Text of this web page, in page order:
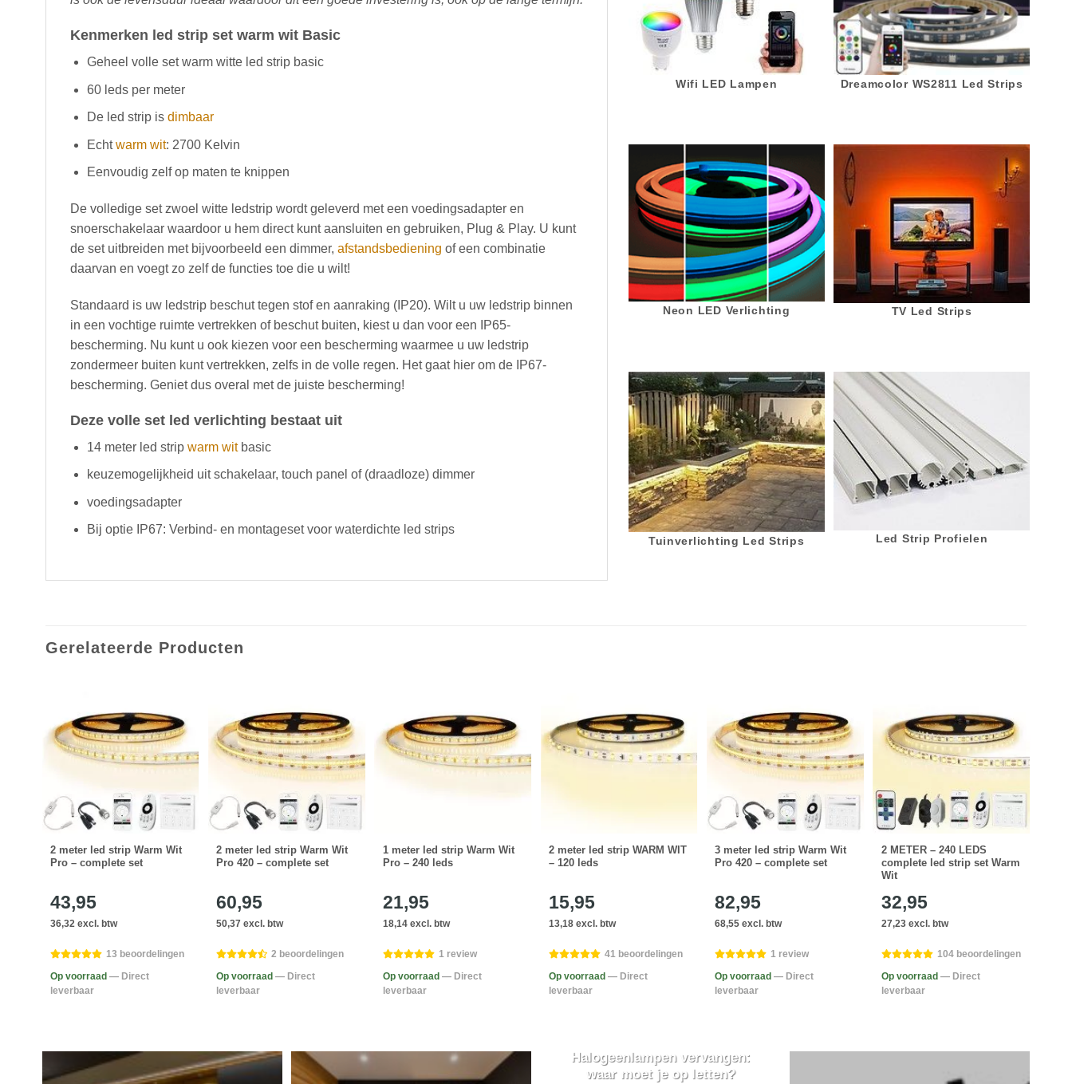
Kenmerken led strip set warm wit Basic
Geheel volle set warm witte led strip basic
60 leds per meter
De led strip is dimbaar
Echtwarm wit: 2700 Kelvin
Eenvoudig zelf op maten te knippen
De volledige set zwoel witte ledstrip wordt geleverd met een voedingsadapter en
snoerschakelaar waardoor u hem direct kunt aansluiten en gebruiken, Plug & Play. U kunt
de set uitbreiden met bijvoorbeeld een dimmer, afstandsbediening of een combinatie
daarvan en voegt zo zelf de functies toe die u wilt!
Standaard is uw ledstrip beschut tegen stof en aanraking (IP20). Wilt u uw ledstrip binnen
in een vochtige ruimte vertrekken of beschut buiten, kiest u dan voor een IP65-
bescherming. Nu kunt u ook kiezen voor een bescherming waarmee u uw ledstrip
zondermeer buiten kunt vertrekken, zelfs in de volle regen. Het gaat hier om de IP67-
bescherming. Geniet dus overal met de juiste bescherming!
Deze volle set led verlichting bestaat uit
14 meter led strip warm witbasic
keuzemogelijkheid uit schakelaar, touch panel of (draadloze) dimmer
voedingsadapter
Bij optie IP67: Verbind- en montageset voor waterdichte led strips
Wifi LED Lampen Dreamcolor WS2811 Led Strips
Neon LED Verlichting TV Led Strips
Tuinverlichting Led Strips Led Strip Profielen
Gerelateerde Producten
2 meter led strip Warm Wit
Pro – complete set
43,95
36,32 excl. btw
13 beoordelingen
Op voorraad — Direct
leverbaar
2 meter led strip Warm Wit
Pro 420 – complete set
60,95
50,37 excl. btw
2 beoordelingen
Op voorraad — Direct
leverbaar
1 meter led strip Warm Wit
Pro – 240 leds
21,95
18,14 excl. btw
1 review
Op voorraad — Direct
leverbaar
2 meter led strip WARM WIT
– 120 leds
15,95
13,18 excl. btw
41 beoordelingen
Op voorraad — Direct
leverbaar
3 meter led strip Warm Wit
Pro 420 – complete set
82,95
68,55 excl. btw
1 review
Op voorraad — Direct
leverbaar
2 METER – 240 LEDS
complete led strip set Warm
Wit
32,95
27,23 excl. btw
104 beoordelingen
Op voorraad — Direct
leverbaar
Halogeenlampen vervangen:
waar moet je op letten?